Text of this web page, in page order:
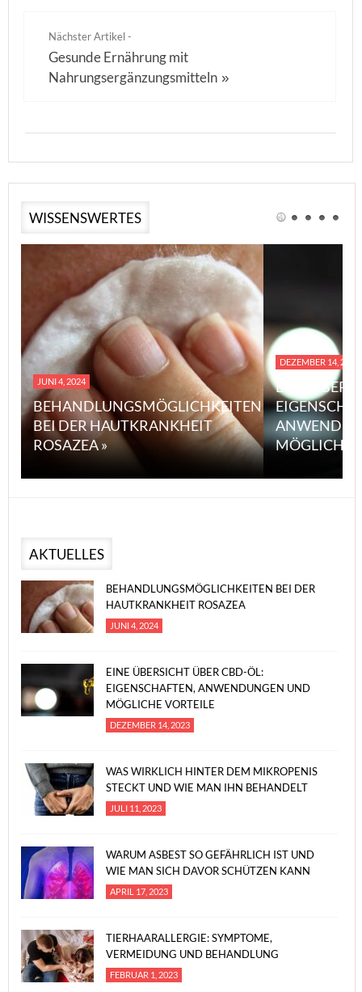
Nächster Artikel -
Gesunde Ernährung mit
Nahrungsergänzungsmitteln »
WISSENSWERTES
JUNI 4, 2024
BEHANDLUNGSMÖGLICHKEITEN
BEI DER HAUTKRANKHEIT
ROSAZEA »
DEZEMBER 14, 2023
EINE
MÖGLICHE
AKTUELLES
BEHANDLUNGSMÖGLICHKEITEN BEI DER
HAUTKRANKHEIT ROSAZEA
JUNI 4, 2024
EINE ÜBERSICHT ÜBER CBD-ÖL:
EIGENSCHAFTEN, ANWENDUNGEN UND
MÖGLICHE VORTEILE
DEZEMBER 14, 2023
WAS WIRKLICH HINTER DEM MIKROPENIS
STECKT UND WIE MAN IHN BEHANDELT
JULI 11, 2023
WARUM ASBEST SO GEFÄHRLICH IST UND
WIE MAN SICH DAVOR SCHÜTZEN KANN
APRIL 17, 2023
TIERHAARALLERGIE: SYMPTOME,
VERMEIDUNG UND BEHANDLUNG
FEBRUAR 1, 2023